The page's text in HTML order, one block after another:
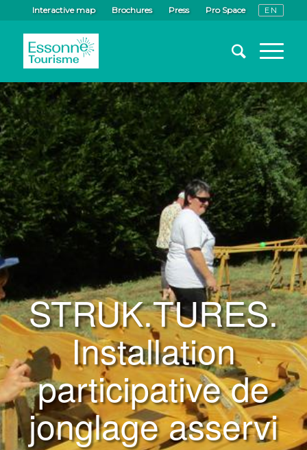
Interactive map Brochures Press Pro Space
STRUK.TURES.
Installation
participative de
jonglage asservi